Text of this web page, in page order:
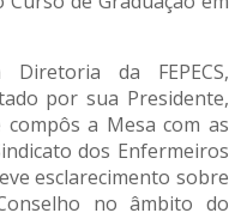
da FEPECS,
por sua Presidente,
compôs a Mesa com as
dos Enfermeiros
esclarecimento sobre
no âmbito do